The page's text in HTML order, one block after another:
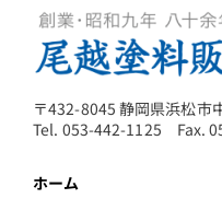
〒432-8045 静岡県浜松市
Tel. 053-442-1125 Fax.
ホーム